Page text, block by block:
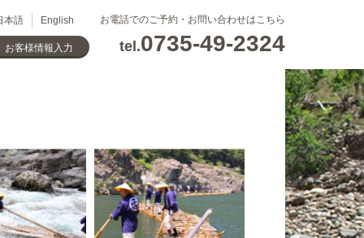
本語 English
お客様情報入力
お電話でのご予約・お問い合わせはこちら
tel.0735-49-2324